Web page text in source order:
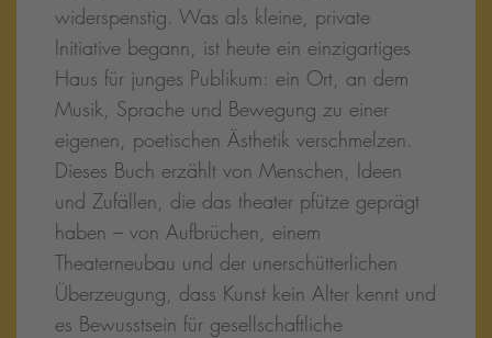
widerspenstig. Was als kleine, private
Initiative begann, ist heute ein einzigartiges
Haus für junges Publikum: ein Ort, an dem
Musik, Sprache und Bewegung zu einer
eigenen, poetischen Ästhetik verschmelzen.
Dieses Buch erzählt von Menschen, Ideen
und Zufällen, die das theater pfütze geprägt
haben – von Aufbrüchen, einem
Theaterneubau und der unerschütterlichen
Überzeugung, dass Kunst kein Alter kennt und
es Bewusstsein für gesellschaftliche